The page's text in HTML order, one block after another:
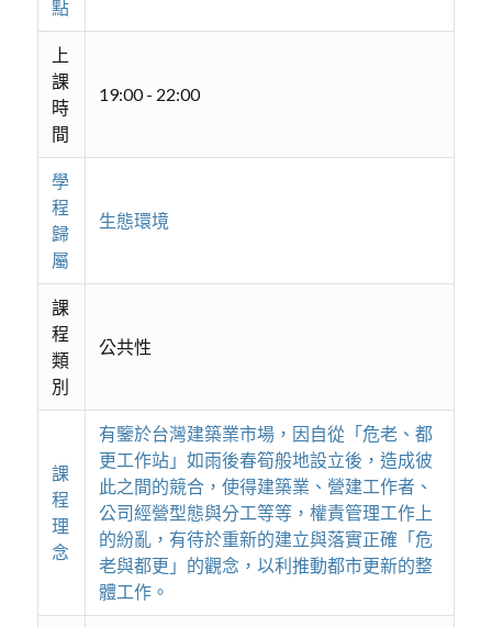
點
上
課
時
間
19:00 - 22:00
學
程
歸
屬
生態環境
課
程
類
別
公共性
課
程
理
念
有鑒於台灣建築業市場，因自從「危老、都
更工作站」如雨後春筍般地設立後，造成彼
此之間的競合，使得建築業、營建工作者、
公司經營型態與分工等等，權責管理工作上
的紛亂，有待於重新的建立與落實正確「危
老與都更」的觀念，以利推動都市更新的整
體工作。